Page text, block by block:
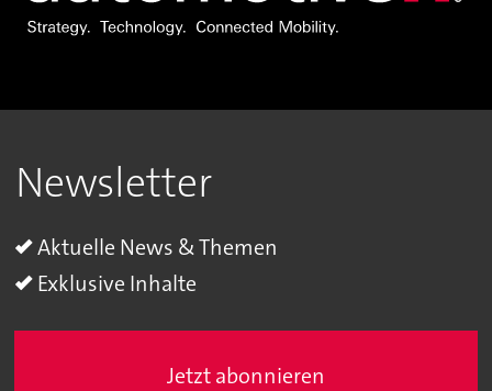
Newsletter
Aktuelle News & Themen
Exklusive Inhalte
Jetzt abonnieren